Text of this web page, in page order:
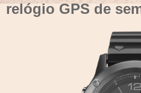
relógio GPS de